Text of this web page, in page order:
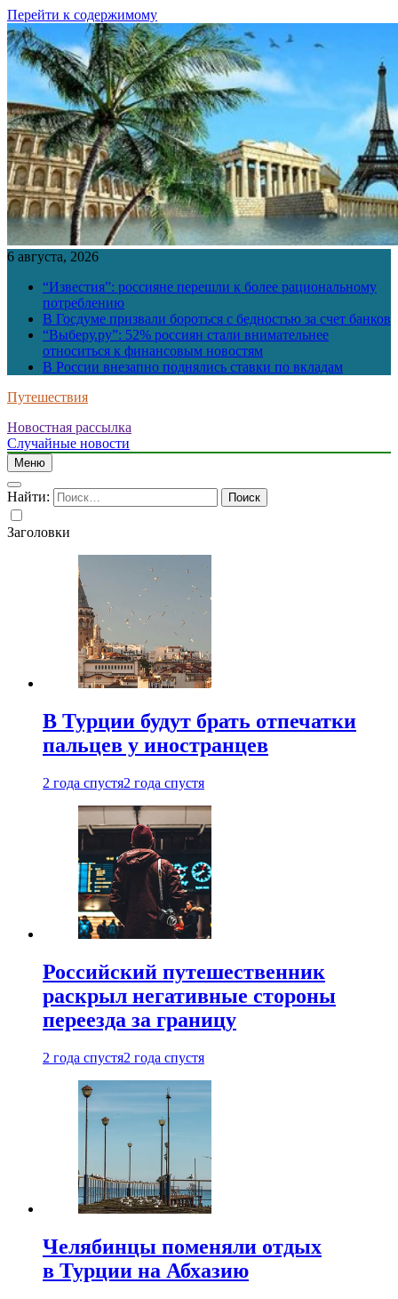
Перейти к содержимому
6 августа, 2026
“Известия”: россияне перешли к более рациональному
потреблению
В Госдуме призвали бороться с бедностью за счет банков
“Выберу.ру”: 52% россиян стали внимательнее
относиться к финансовым новостям
В России внезапно поднялись ставки по вкладам
Путешествия
Новостная рассылка
Случайные новости
Меню
Найти:
Заголовки
В Турции будут брать отпечатки
пальцев у иностранцев
2 года спустя2 года спустя
Российский путешественник
раскрыл негативные стороны
переезда за границу
2 года спустя2 года спустя
Челябинцы поменяли отдых
в Турции на Абхазию